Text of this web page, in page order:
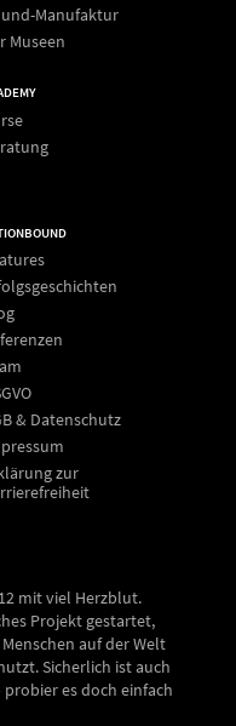
Manufaktur
Museen
& Datenschutz
zur
mit viel Herzblut.
Projekt gestartet,
auf der Welt
Sicherlich ist auch
es doch einfach